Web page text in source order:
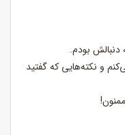
بودم.
و نکته‌هایی که گفتید